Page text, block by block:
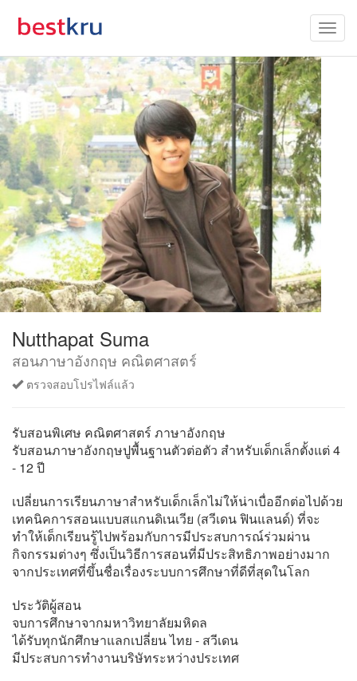
Nutthapat Suma
สอนภาษาอังกฤษ คณิตศาสตร์
ตรวจสอบโปรไฟล์แล้ว
รับสอนพิเศษ คณิตศาสตร์ ภาษาอังกฤษ
รับสอนภาษาอังกฤษปูพื้นฐานตัวต่อตัว สำหรับเด็กเล็กตั้งแต่ 4
- 12 ปี
เปลี่ยนการเรียนภาษาสำหรับเด็กเล็กไม่ให้น่าเบื่ออีกต่อไปด้วย
เทคนิคการสอนแบบสแกนดิเนเวีย (สวีเดน ฟินแลนด์) ที่จะ
ทำให้เด็กเรียนรู้ไปพร้อมกับการมีประสบการณ์ร่วมผ่าน
กิจกรรมต่างๆ ซึ่งเป็นวิธีการสอนที่มีประสิทธิภาพอย่างมาก
จากประเทศที่ขึ้นชื่อเรื่องระบบการศึกษาที่ดีที่สุดในโลก
ประวัติผู้สอน
จบการศึกษาจากมหาวิทยาลัยมหิดล
ได้รับทุกนักศึกษาแลกเปลี่ยน ไทย - สวีเดน
มีประสบการทำงานบริษัทระหว่างประเทศ